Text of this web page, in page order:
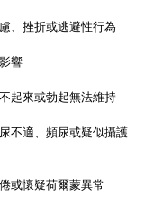
、挫折或逃避性行為
響
起來或勃起無法維持
不適、頻尿或疑似攝護
或懷疑荷爾蒙異常